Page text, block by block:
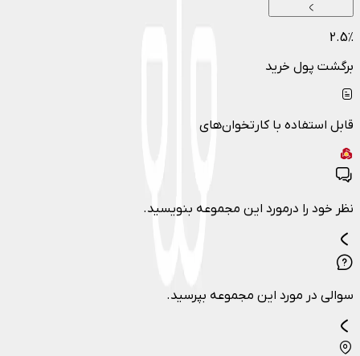
2.5٪
برگشت پول خرید
قابل استفاده با کارتخوان‌های
نظر خود را درمورد این مجموعه بنویسید.
سوالی در مورد این مجموعه بپرسید.